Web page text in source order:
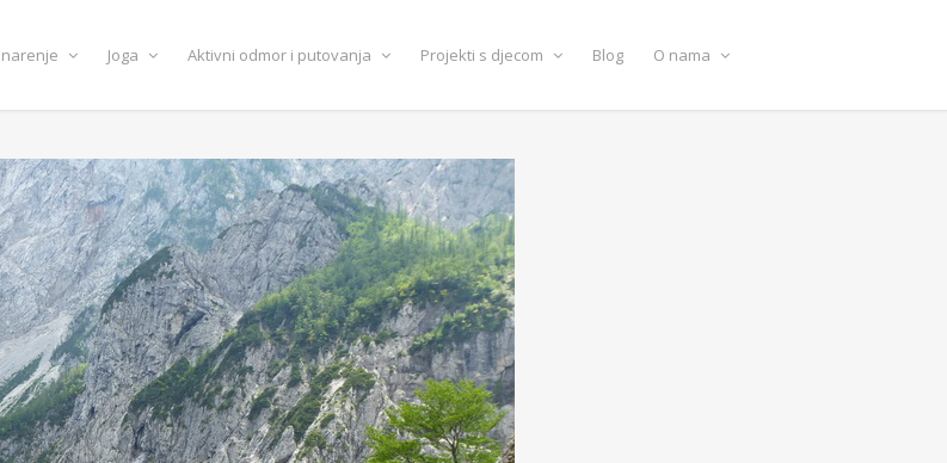
Joga Aktivni odmor i putovanja Projekti s djecom Blog O nama